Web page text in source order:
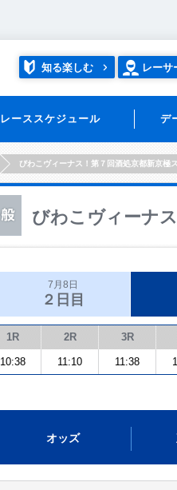
知る楽しむ レーサ
レーススケジュール デ
びわこヴィーナス！第７回酒処京都新京極
びわこヴィーナ
7月8日
２日目
1R 2R 3R
10:38 11:10 11:38
オッズ